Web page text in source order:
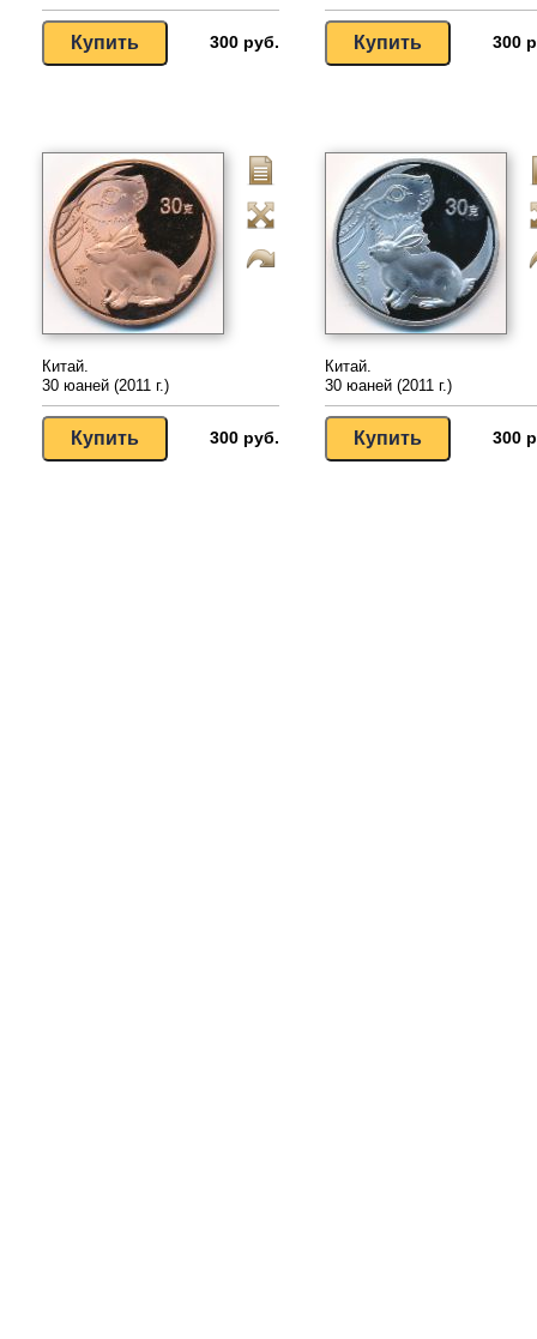
300 руб. 300
Китай.
30 юаней (2011 г.)
300 руб.
Китай.
30 юаней (2011 г.)
300